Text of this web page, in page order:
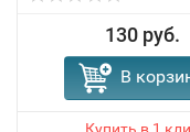
130 руб.
В